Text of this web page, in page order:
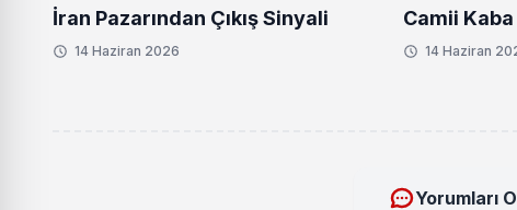
İran Pazarından Çıkış Sinyali
14 Haziran 2026
Camii
Aşamaya
14 Haziran
Yorumları